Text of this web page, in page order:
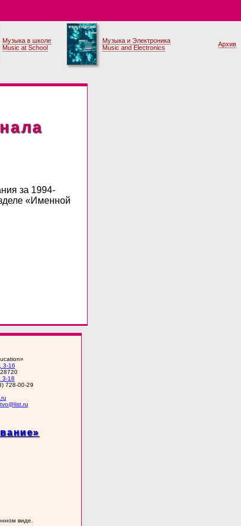
Музыка в школе
Music at School
Музыка и Электроника
Music and Electronics
Архив
за 1994-
«Именной
3-16
3-16
728-00-29
виде.